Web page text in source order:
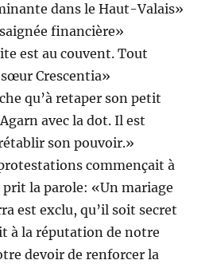
dans le Haut-Valais»
financière»
est au couvent. Tout
Crescentia»
qu’à retaper son petit
avec la dot. Il est
son pouvoir.»
commençait à
prit la parole: «Un mariage
est exclu, qu’il soit secret
à la réputation de notre
devoir de renforcer la